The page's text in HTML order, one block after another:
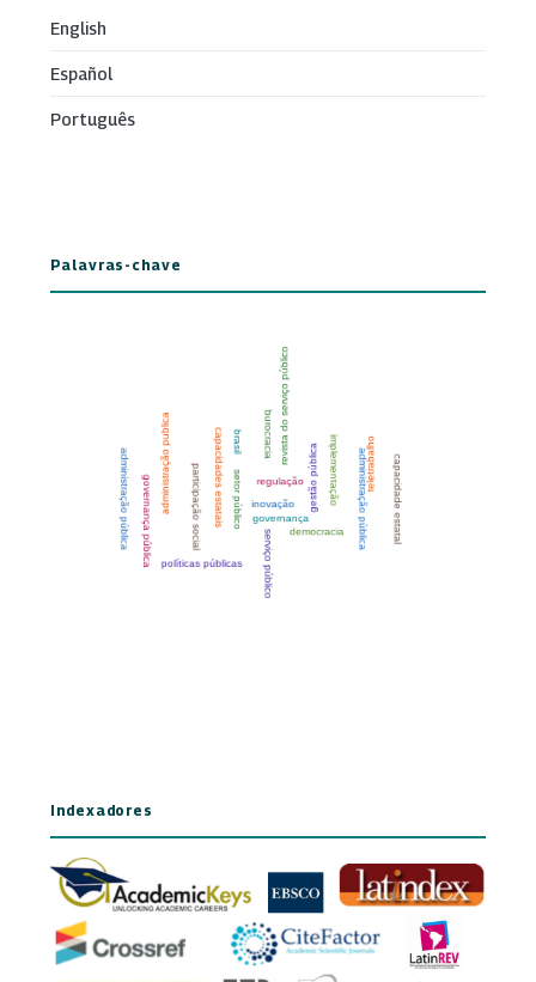
English
Español
Português
Palavras-chave
Indexadores